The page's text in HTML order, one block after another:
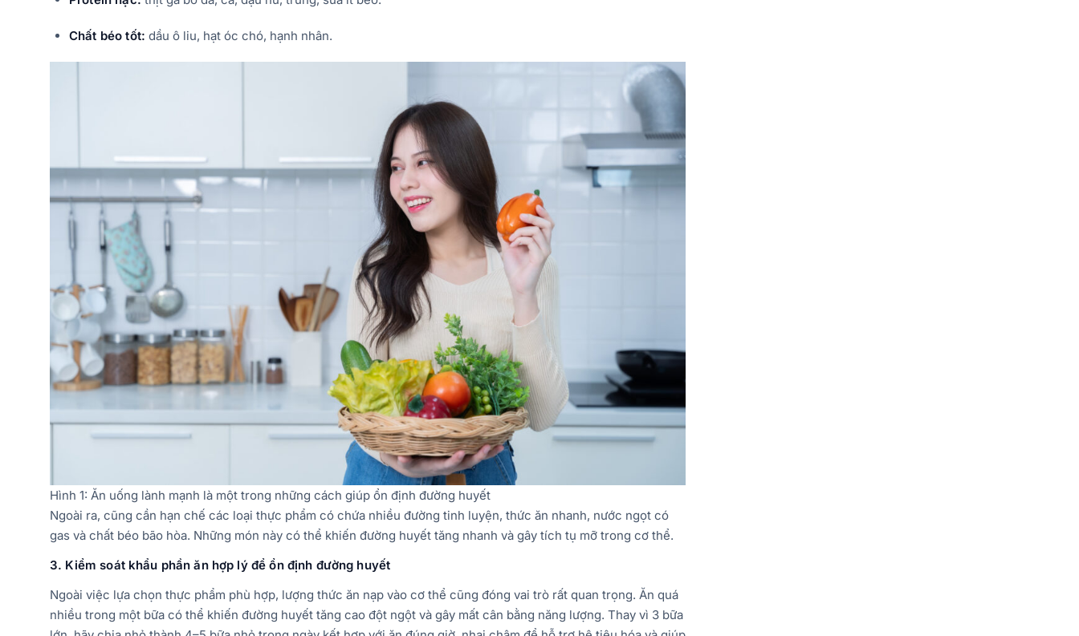
Chất béo tốt: dầu ô liu, hạt óc chó, hạnh nhân.
Hình 1: Ăn uống lành mạnh là một trong những cách giúp ổn định đường huyết
Ngoài ra, cũng cần hạn chế các loại thực phẩm có chứa nhiều đường tinh luyện, thức ăn nhanh, nước ngọt có
gas và chất béo bão hòa. Những món này có thể khiến đường huyết tăng nhanh và gây tích tụ mỡ trong cơ thể.
3. Kiểm soát khẩu phần ăn hợp lý để ổn định đường huyết
Ngoài việc lựa chọn thực phẩm phù hợp, lượng thức ăn nạp vào cơ thể cũng đóng vai trò rất quan trọng. Ăn quá
nhiều trong một bữa có thể khiến đường huyết tăng cao đột ngột và gây mất cân bằng năng lượng. Thay vì 3 bữa